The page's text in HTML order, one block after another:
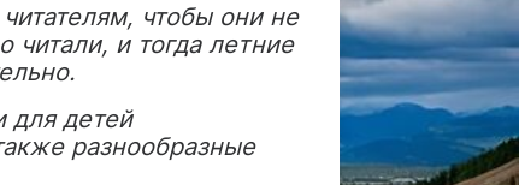
чтобы они не
читали, и тогда летние
для детей
разнообразные